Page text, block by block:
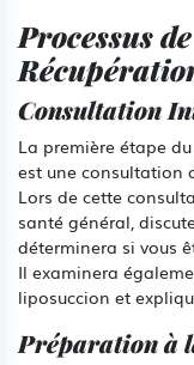
Processus
Consultation
La première étape
est une consultation
Lors de cette
santé général,
déterminera si vous
Il examinera
liposuccion et
Préparation à